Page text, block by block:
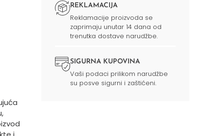
REKLAMACIJA
Reklamacije proizvoda se
zaprimaju unutar 14 dana od
trenutka dostave narudžbe.
SIGURNA KUPOVINA
Vaši podaci prilikom narudžbe
su posve sigurni i zaštićeni.